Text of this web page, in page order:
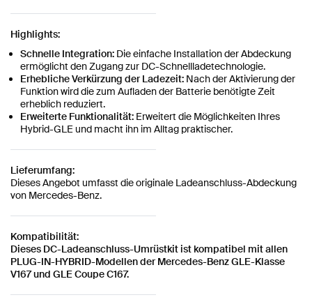
Highlights:
Schnelle Integration: Die einfache Installation der Abdeckung
ermöglicht den Zugang zur DC-Schnellladetechnologie.
Erhebliche Verkürzung der Ladezeit: Nach der Aktivierung der
Funktion wird die zum Aufladen der Batterie benötigte Zeit
erheblich reduziert.
Erweiterte Funktionalität: Erweitert die Möglichkeiten Ihres
Hybrid-GLE und macht ihn im Alltag praktischer.
Lieferumfang:
Dieses Angebot umfasst die originale Ladeanschluss-Abdeckung
von Mercedes-Benz.
Kompatibilität:
Dieses DC-Ladeanschluss-Umrüstkit ist kompatibel mit allen
PLUG-IN-HYBRID-Modellen der Mercedes-Benz GLE-Klasse
V167 und GLE Coupe C167.